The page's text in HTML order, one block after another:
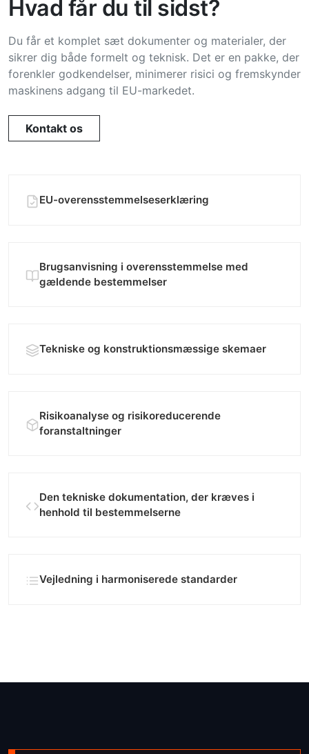
Hvad får du til sidst?
Du får et komplet sæt dokumenter og materialer, der
sikrer dig både formelt og teknisk. Det er en pakke, der
forenkler godkendelser, minimerer risici og fremskynder
maskinens adgang til EU-markedet.
Kontakt os
EU-overensstemmelseserklæring
Brugsanvisning i overensstemmelse med
gældende bestemmelser
Tekniske og konstruktionsmæssige skemaer
Risikoanalyse og risikoreducerende
foranstaltninger
Den tekniske dokumentation, der kræves i
henhold til bestemmelserne
Vejledning i harmoniserede standarder